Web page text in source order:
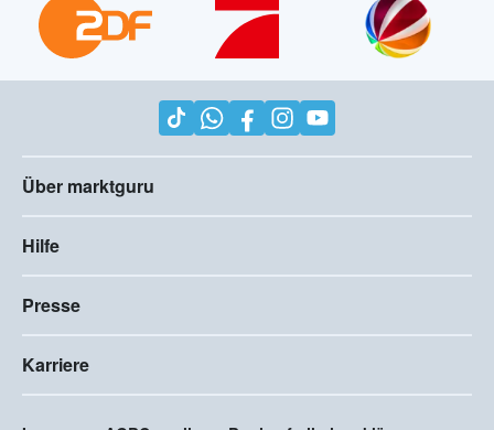
Über marktguru
Hilfe
Presse
Karriere